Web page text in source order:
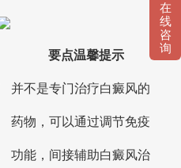
要点温馨提示
并不是专门治疗白癜风的
药物，可以通过调节免疫
功能，间接辅助白癜风治
在
线
咨
询